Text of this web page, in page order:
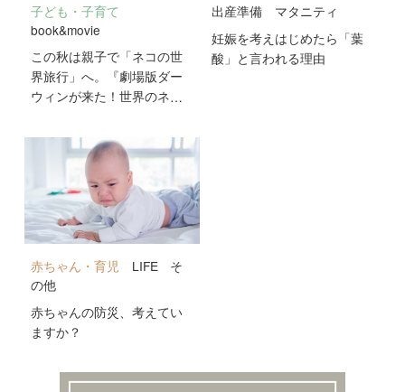
子ども・子育て
book&movie
この秋は親子で「ネコの世
界旅行」へ。『劇場版ダー
ウィンが来た！世界のネコ
公開！
出産準備
マタニティ
妊娠を考えはじめたら「葉
酸」と言われる理由
赤ちゃん・育児 LIFE
そ
の他
赤ちゃんの防災、考えてい
ますか？